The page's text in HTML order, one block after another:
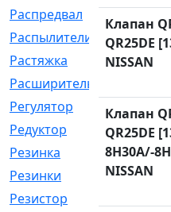
Распредвал
[41]
Распылители
[226]
Растяжка
[1]
Расширительный
Регулятор
[5]
Редуктор
[17]
Резинка
[15]
Резинки
[6]
Резистор
Клапан
QR25DE
NISSAN
Клапан
QR25DE
8H30A/-
NISSAN